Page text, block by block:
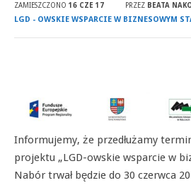
ZAMIESZCZONO 16 CZE 17 PRZEZ BEATA
LGD - OWSKIE WSPARCIE W BIZNESOWYM
Informujemy, że przedłużamy
projektu „LGD-owskie wsparcie w
Nabór trwał będzie do 30 czerwca